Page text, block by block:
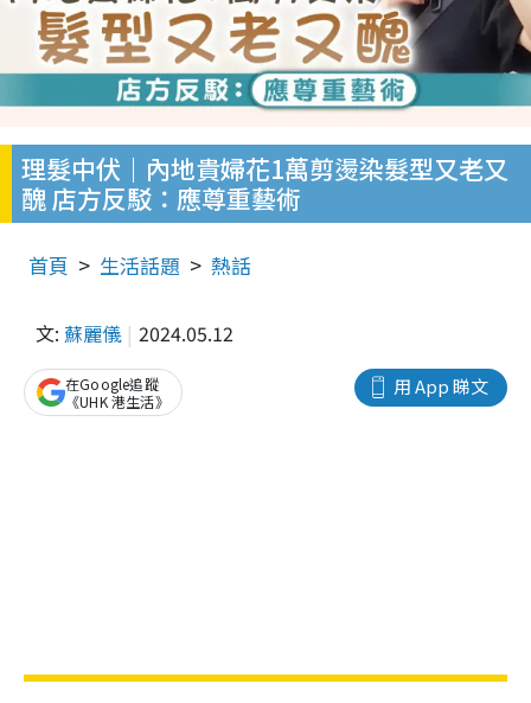
理髮中伏｜內地貴婦花1萬剪燙染髮型又老又
醜 店方反駁：應尊重藝術
首頁 生活話題 熱話
文: 蘇麗儀 2024.05.12
用 App 睇文
在Google追蹤
《UHK 港生活》